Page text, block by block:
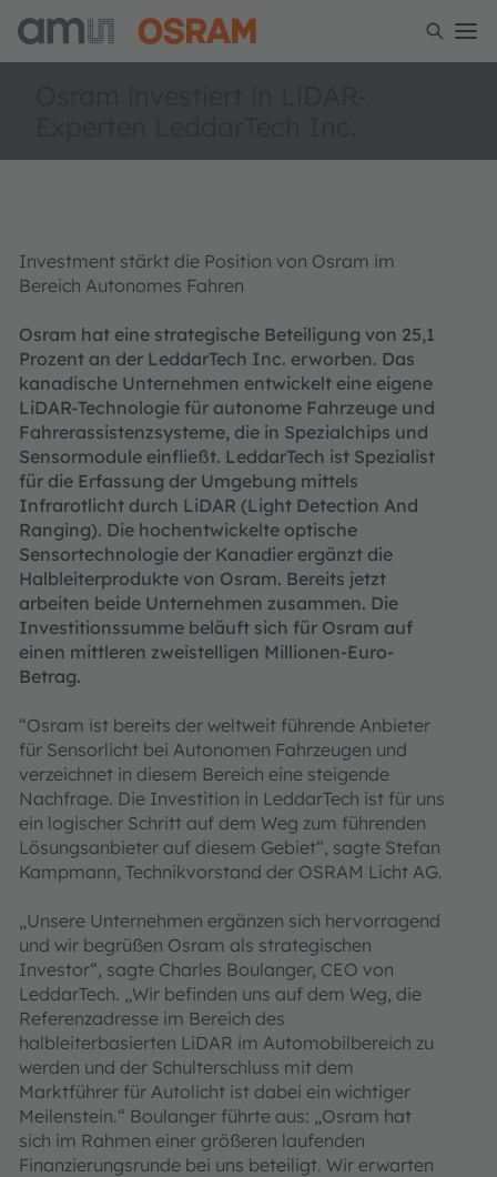
Investment stärkt die Position von Osram im
Bereich Autonomes Fahren
Osram hat eine strategische Beteiligung von 25,1
Prozent an der LeddarTech Inc. erworben. Das
kanadische Unternehmen entwickelt eine eigene
LiDAR-Technologie für autonome Fahrzeuge und
Fahrerassistenzsysteme, die in Spezialchips und
Sensormodule einfließt. LeddarTech ist Spezialist
für die Erfassung der Umgebung mittels
Infrarotlicht durch LiDAR (Light Detection And
Ranging). Die hochentwickelte optische
Sensortechnologie der Kanadier ergänzt die
Halbleiterprodukte von Osram. Bereits jetzt
arbeiten beide Unternehmen zusammen. Die
Investitionssumme beläuft sich für Osram auf
einen mittleren zweistelligen Millionen-Euro-
Betrag.
“Osram ist bereits der weltweit führende Anbieter
für Sensorlicht bei Autonomen Fahrzeugen und
verzeichnet in diesem Bereich eine steigende
Nachfrage. Die Investition in LeddarTech ist für uns
ein logischer Schritt auf dem Weg zum führenden
Lösungsanbieter auf diesem Gebiet“, sagte Stefan
Kampmann, Technikvorstand der OSRAM Licht AG.
„Unsere Unternehmen ergänzen sich hervorragend
und wir begrüßen Osram als strategischen
Investor“, sagte Charles Boulanger, CEO von
LeddarTech. „Wir befinden uns auf dem Weg, die
Referenzadresse im Bereich des
halbleiterbasierten LiDAR im Automobilbereich zu
werden und der Schulterschluss mit dem
Marktführer für Autolicht ist dabei ein wichtiger
Meilenstein.“ Boulanger führte aus: „Osram hat
sich im Rahmen einer größeren laufenden
Finanzierungsrunde bei uns beteiligt. Wir erwarten